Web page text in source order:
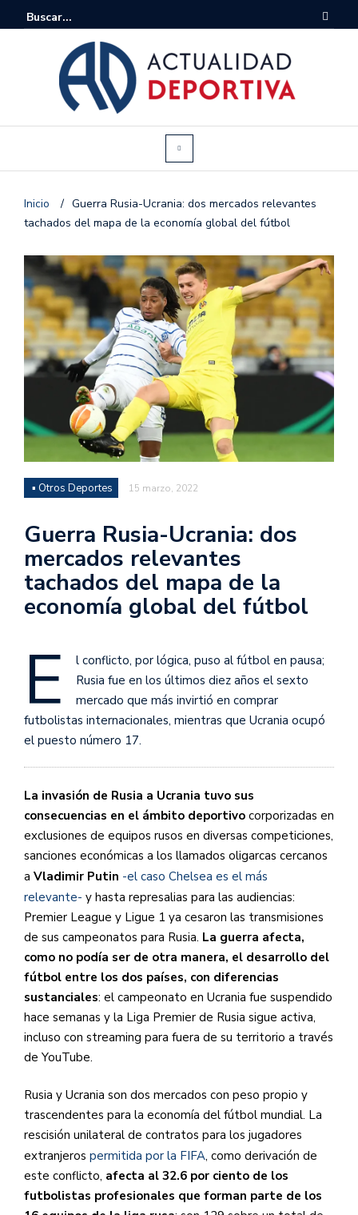
Inicio / Guerra Rusia-Ucrania: dos mercados relevantes
tachados del mapa de la economía global del fútbol
▪ Otros Deportes 15 marzo, 2022
Guerra Rusia-Ucrania: dos
mercados relevantes
tachados del mapa de la
economía global del fútbol
E
l conflicto, por lógica, puso al fútbol en pausa;
Rusia fue en los últimos diez años el sexto
mercado que más invirtió en comprar
futbolistas internacionales, mientras que Ucrania ocupó
el puesto número 17.
La invasión de Rusia a Ucrania tuvo sus
consecuencias en el ámbito deportivo corporizadas en
exclusiones de equipos rusos en diversas competiciones,
sanciones económicas a los llamados oligarcas cercanos
a Vladimir Putin -el caso Chelsea es el más
relevante- y hasta represalias para las audiencias:
Premier League y Ligue 1 ya cesaron las transmisiones
de sus campeonatos para Rusia. La guerra afecta,
como no podía ser de otra manera, el desarrollo del
fútbol entre los dos países, con diferencias
sustanciales: el campeonato en Ucrania fue suspendido
hace semanas y la Liga Premier de Rusia sigue activa,
incluso con streaming para fuera de su territorio a través
de YouTube.
Rusia y Ucrania son dos mercados con peso propio y
trascendentes para la economía del fútbol mundial. La
rescisión unilateral de contratos para los jugadores
extranjeros permitida por la FIFA, como derivación de
este conflicto, afecta al 32.6 por ciento de los
futbolistas profesionales que forman parte de los